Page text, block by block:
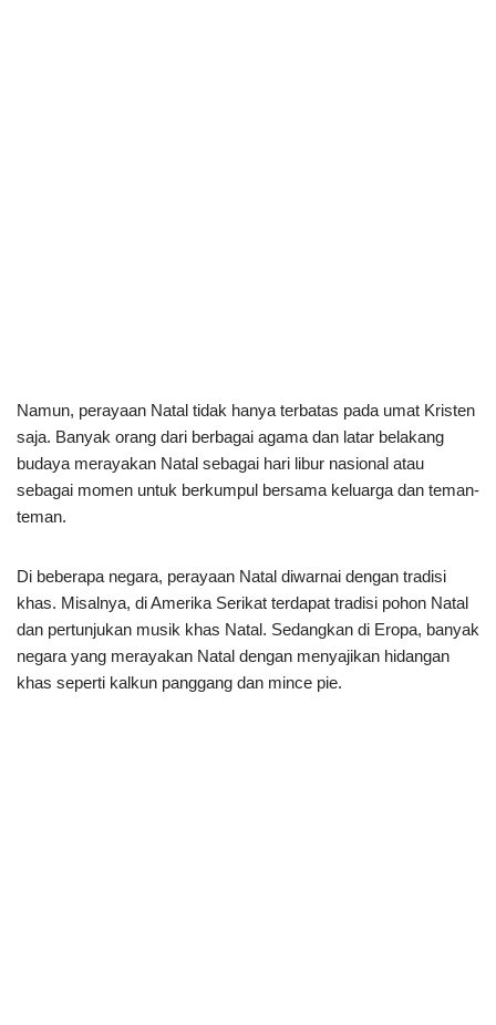
Namun, perayaan Natal tidak hanya terbatas pada umat Kristen
saja. Banyak orang dari berbagai agama dan latar belakang
budaya merayakan Natal sebagai hari libur nasional atau
sebagai momen untuk berkumpul bersama keluarga dan teman-
teman.
Di beberapa negara, perayaan Natal diwarnai dengan tradisi
khas. Misalnya, di Amerika Serikat terdapat tradisi pohon Natal
dan pertunjukan musik khas Natal. Sedangkan di Eropa, banyak
negara yang merayakan Natal dengan menyajikan hidangan
khas seperti kalkun panggang dan mince pie.